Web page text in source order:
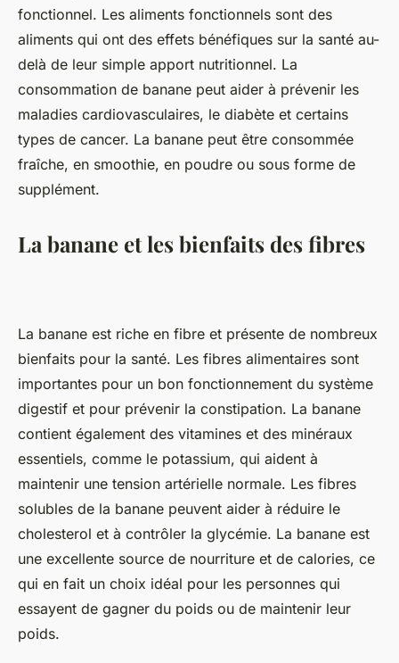
fonctionnel. Les aliments fonctionnels sont des
aliments qui ont des effets bénéfiques sur la santé au-
delà de leur simple apport nutritionnel. La
consommation de banane peut aider à prévenir les
maladies cardiovasculaires, le diabète et certains
types de cancer. La banane peut être consommée
fraîche, en smoothie, en poudre ou sous forme de
supplément.
La banane et les bienfaits des fibres
La banane est riche en fibre et présente de nombreux
bienfaits pour la santé. Les fibres alimentaires sont
importantes pour un bon fonctionnement du système
digestif et pour prévenir la constipation. La banane
contient également des vitamines et des minéraux
essentiels, comme le potassium, qui aident à
maintenir une tension artérielle normale. Les fibres
solubles de la banane peuvent aider à réduire le
cholesterol et à contrôler la glycémie. La banane est
une excellente source de nourriture et de calories, ce
qui en fait un choix idéal pour les personnes qui
essayent de gagner du poids ou de maintenir leur
poids.